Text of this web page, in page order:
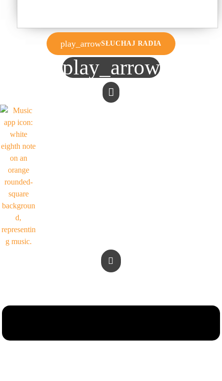
play_arrowSŁUCHAJ RADIA
play_arrow